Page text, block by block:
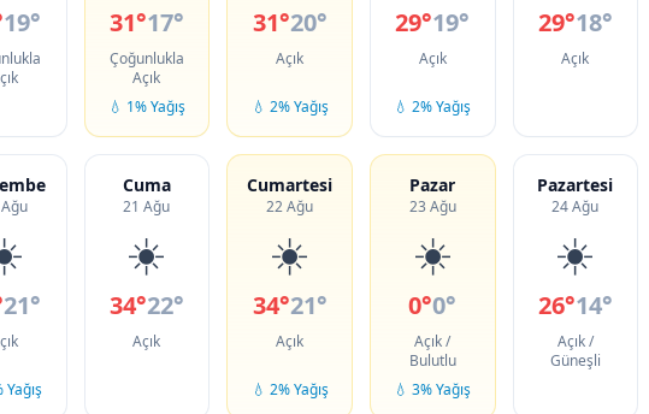
19° 31°17°
Çoğunlukla
Açık
💧 1% Yağış
31°20°
Açık
💧 2% Yağış
29°19°
Açık
💧 2% Yağış
29°18°
Açık
21°
Yağış
Cuma
21 Ağu
☀️
34°22°
Açık
Cumartesi
22 Ağu
☀️
34°21°
Açık
💧 2% Yağış
Pazar
23 Ağu
☀️
0°0°
Açık /
Bulutlu
💧 3% Yağış
Pazartesi
24 Ağu
☀️
26°14°
Açık /
Güneşli